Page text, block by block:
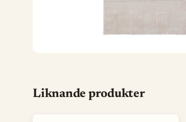
Liknande produkter